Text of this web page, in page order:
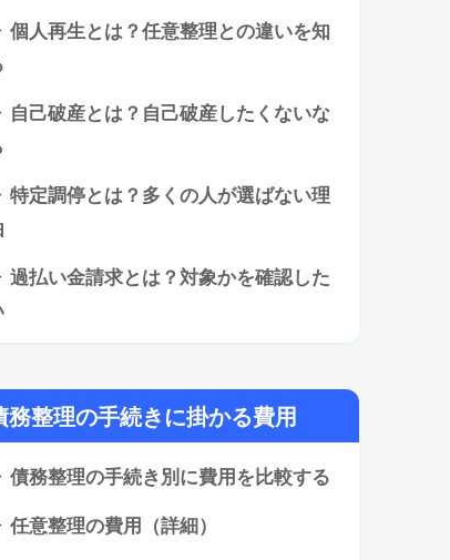
人再生とは？任意整理との違いを知
己破産とは？自己破産したくないな
定調停とは？多くの人が選ばない理
払い金請求とは？対象かを確認した
務整理の手続きに掛かる費用
務整理の手続き別に費用を比較する
意整理の費用（詳細）